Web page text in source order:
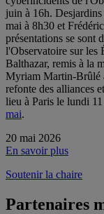
juin à 16h.
mai à 8h30 et
présentations se sont
l'Observatoire sur les
Balthazar, remis à la
Myriam Martin-Brûlé
refonte des alliances
lieu à Paris le lundi
mai.
20 mai 2026
En savoir plus
Soutenir la chaire
Partenaires